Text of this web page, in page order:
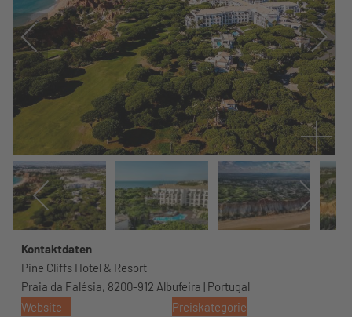
Kontaktdaten
Pine Cliffs Hotel & Resort
Praia da Falésia, 8200-912 Albufeira | Portugal
Website
Preiskategorie